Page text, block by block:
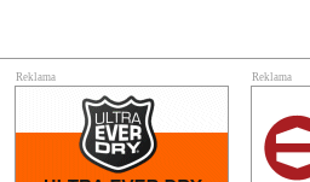
Reklama Reklama